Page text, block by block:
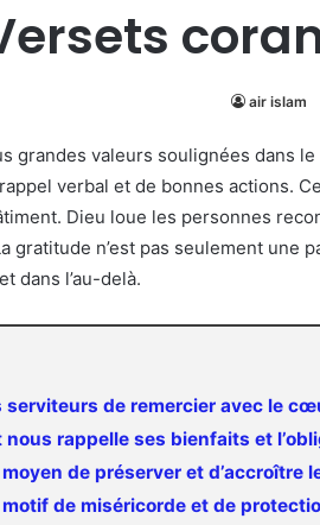
air islam
grandes valeurs soulignées dans
verbal et de bonnes actions.
Dieu loue les personnes
gratitude n’est pas seulement une
dans l’au-delà.
de remercier avec le
rappelle ses bienfaits et
de préserver et d’accroître
de miséricorde et de